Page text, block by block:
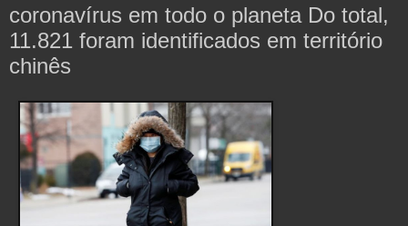
coronavírus em todo o planeta Do total,
11.821 foram identificados em território
chinês